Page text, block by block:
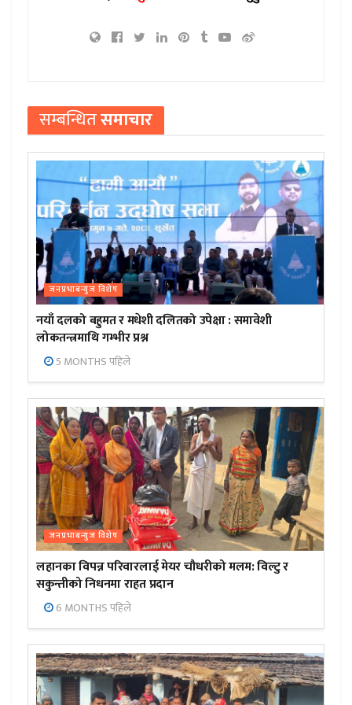
सम्बन्धितसमाचार
जनप्रभाबन्युज विशेष
नयाँ दलको बहुमत र मधेशी दलितको उपेक्षा : समावेशी
लोकतन्त्रमाथि गम्भीर प्रश्न
5 MONTHS पहिले
जनप्रभाबन्युज विशेष
लहानका विपन्न परिवारलाई मेयर चौधरीको मलम: विल्टु र
सकुन्तीको निधनमा राहत प्रदान
6 MONTHS पहिले